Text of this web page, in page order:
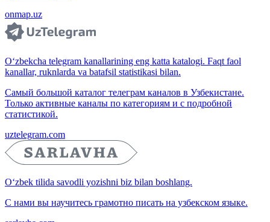
onmap.uz
O‘zbekcha telegram kanallarining eng katta katalogi. Faqt faol
kanallar, ruknlarda va batafsil statistikasi bilan.
Самый большой каталог телеграм каналов в Узбекистане.
Только активные каналы по категориям и с подробной
статистикой.
uztelegram.com
O‘zbek tilida savodli yozishni biz bilan boshlang.
С нами вы научитесь грамотно писать на узбекском языке.